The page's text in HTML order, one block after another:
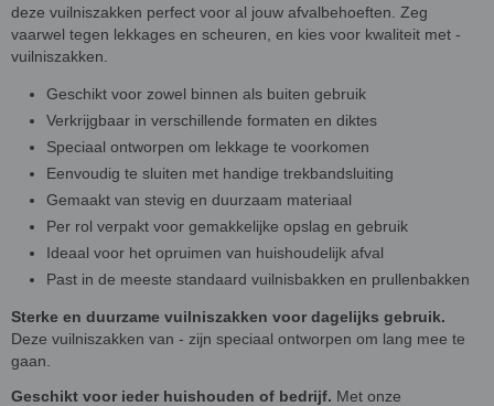
deze vuilniszakken perfect voor al jouw afvalbehoeften. Zeg
vaarwel tegen lekkages en scheuren, en kies voor kwaliteit met -
vuilniszakken.
Geschikt voor zowel binnen als buiten gebruik
Verkrijgbaar in verschillende formaten en diktes
Speciaal ontworpen om lekkage te voorkomen
Eenvoudig te sluiten met handige trekbandsluiting
Gemaakt van stevig en duurzaam materiaal
Per rol verpakt voor gemakkelijke opslag en gebruik
Ideaal voor het opruimen van huishoudelijk afval
Past in de meeste standaard vuilnisbakken en prullenbakken
Sterke en duurzame vuilniszakken voor dagelijks gebruik.
Deze vuilniszakken van - zijn speciaal ontworpen om lang mee te
gaan.
Geschikt voor ieder huishouden of bedrijf. Met onze